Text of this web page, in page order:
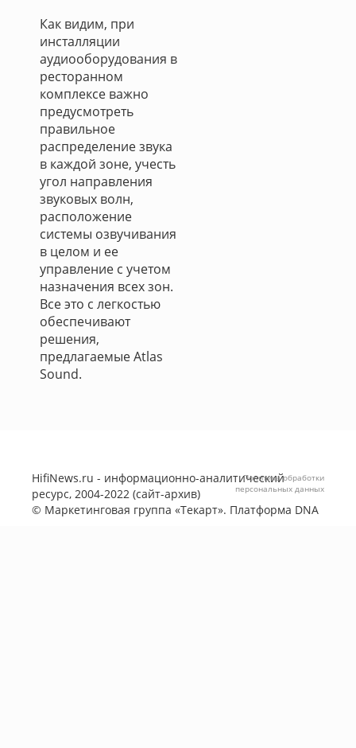
Как видим, при
инсталляции
аудиооборудования в
ресторанном
комплексе важно
предусмотреть
правильное
распределение звука
в каждой зоне, учесть
угол направления
звуковых волн,
расположение
системы озвучивания
в целом и ее
управление с учетом
назначения всех зон.
Все это c легкостью
обеспечивают
решения,
предлагаемые Atlas
Sound.
HifiNews.ru - информационно-аналитический
ресурс, 2004-2022 (сайт-архив)
© Маркетинговая группа «Текарт». Платформа DNA
Политика обработки
персональных данных